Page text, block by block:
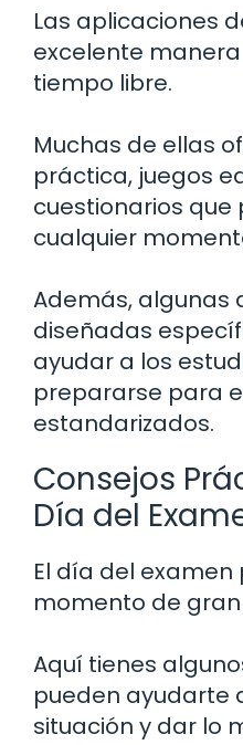
Las aplicaciones
excelente
tiempo libre.
Muchas de ellas
práctica, juegos
cuestionarios que
cualquier
Además, algunas
diseñadas
ayudar a los
prepararse para
estandarizados.
Consejos
Día del
El día del examen
momento de
Aquí tienes
pueden ayudarte
situación y dar lo